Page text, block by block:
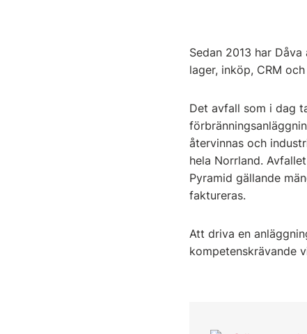
Sedan 2013 har
lager, inköp, CRM
Det avfall som i dag
återvinnas och
hela Norrland.
Pyramid gällande
faktureras.
Att driva en
kompetenskrävande